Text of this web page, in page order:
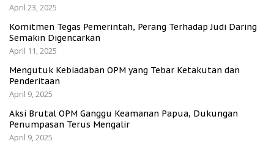
April 23, 2025
Komitmen Tegas Pemerintah, Perang Terhadap Judi Daring
Semakin Digencarkan
April 11, 2025
Mengutuk Kebiadaban OPM yang Tebar Ketakutan dan
Penderitaan
April 9, 2025
Aksi Brutal OPM Ganggu Keamanan Papua, Dukungan
Penumpasan Terus Mengalir
April 9, 2025